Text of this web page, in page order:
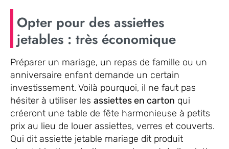
Opter pour des assiettes
jetables : très économique
Préparer un mariage, un repas de famille ou un
anniversaire enfant demande un certain
investissement. Voilà pourquoi, il ne faut pas
hésiter à utiliser les assiettes en carton qui
créeront une table de fête harmonieuse à petits
prix au lieu de louer assiettes, verres et couverts.
Qui dit assiette jetable mariage dit produit